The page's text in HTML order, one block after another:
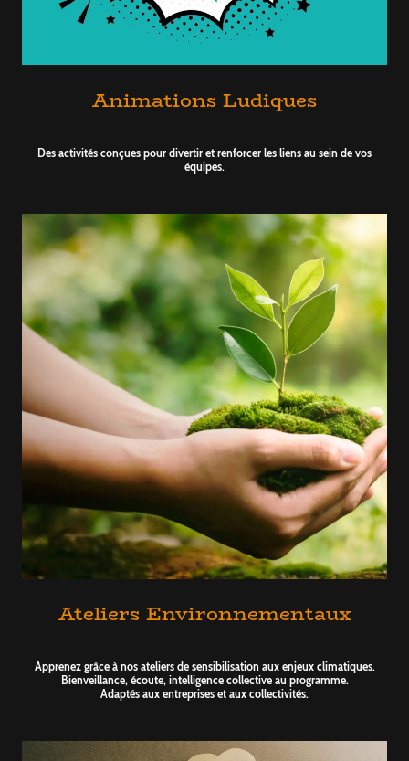
Animations Ludiques
Des activités conçues pour divertir et renforcer les liens au sein de vos
équipes.
Ateliers Environnementaux
Apprenez grâce à nos ateliers de sensibilisation aux enjeux climatiques.
Bienveillance, écoute, intelligence collective au programme.
Adaptés aux entreprises et aux collectivités.